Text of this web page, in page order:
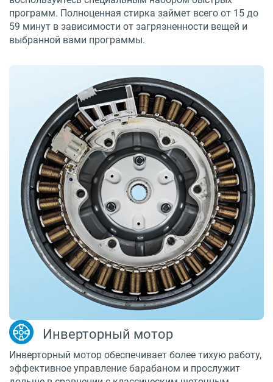
программ. Полноценная стирка займет всего от 15 до
59 минут в зависимости от загрязненности вещей и
выбранной вами программы.
Инверторный мотор
Инверторный мотор обеспечивает более тихую работу,
эффективное управление барабаном и прослужит